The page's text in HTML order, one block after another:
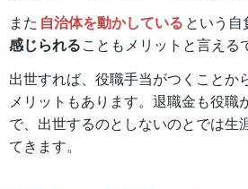
また 自治体を動かしている という自
感じられることもメリットと言える
出世すれば、役職手当がつくことか
メリットもあります。退職金も役職
で、出世するのとしないのとでは生
てきます。